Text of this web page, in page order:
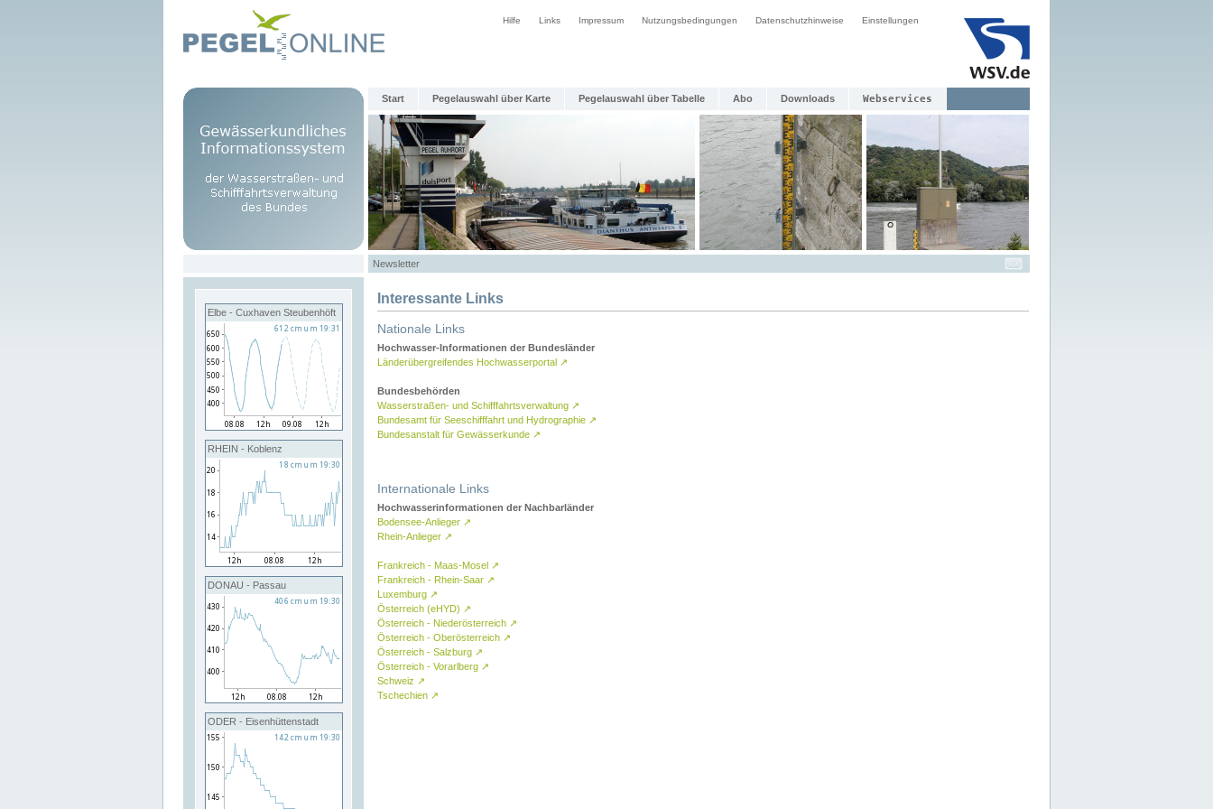
Hilfe Links Impressum Nutzungsbedingungen Datenschutzhinweise Einstellungen
Start Pegelauswahl über Karte Pegelauswahl über Tabelle Abo Downloads Webservices
Newsletter
Elbe - Cuxhaven Steubenhöft
RHEIN - Koblenz
DONAU - Passau
ODER - Eisenhüttenstadt
Interessante Links
Nationale Links
Hochwasser-Informationen der Bundesländer
Länderübergreifendes Hochwasserportal ↗
Bundesbehörden
Wasserstraßen- und Schifffahrtsverwaltung ↗
Bundesamt für Seeschifffahrt und Hydrographie ↗
Bundesanstalt für Gewässerkunde ↗
Internationale Links
Hochwasserinformationen der Nachbarländer
Bodensee-Anlieger ↗
Rhein-Anlieger ↗
Frankreich - Maas-Mosel ↗
Frankreich - Rhein-Saar ↗
Luxemburg ↗
Österreich (eHYD) ↗
Österreich - Niederösterreich ↗
Österreich - Oberösterreich ↗
Österreich - Salzburg ↗
Österreich - Vorarlberg ↗
Schweiz ↗
Tschechien ↗